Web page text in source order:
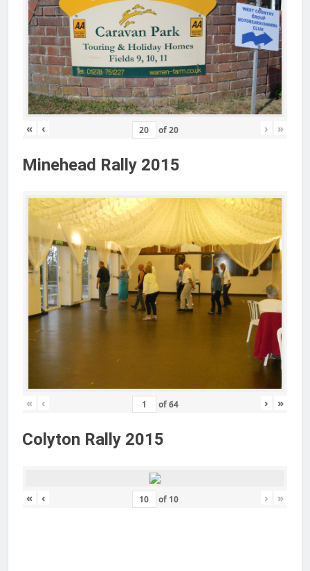
« ‹ of20 › »
Minehead Rally 2015
« ‹ of64 › »
Colyton Rally 2015
« ‹ of 10 › »